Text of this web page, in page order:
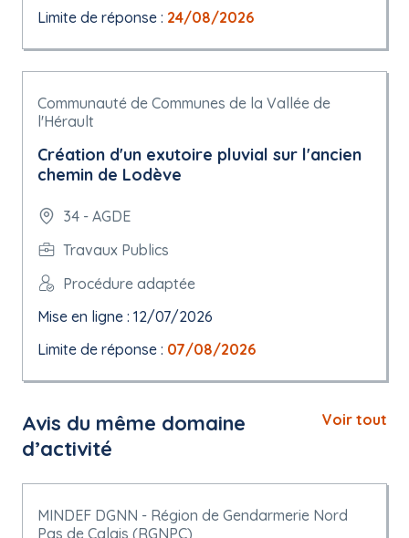
Limite de réponse : 24/08/2026
Communauté de Communes de la Vallée de
l'Hérault
Création d'un exutoire pluvial sur l'ancien
chemin de Lodève
34 - AGDE
Travaux Publics
Procédure adaptée
Mise en ligne : 12/07/2026
Limite de réponse : 07/08/2026
Avis du même domaine
d’activité
Voir tout
MINDEF DGNN - Région de Gendarmerie Nord
Pas de Calais (RGNPC)